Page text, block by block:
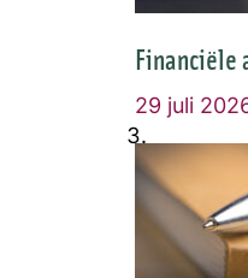
Financiële
29 juli